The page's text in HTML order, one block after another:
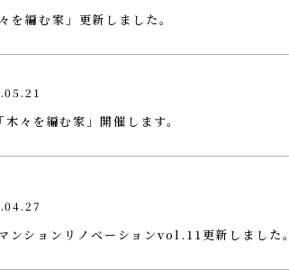
編む家」更新しました。
々を編む家」開催します。
ンションリノベーションvol.11更新しました。